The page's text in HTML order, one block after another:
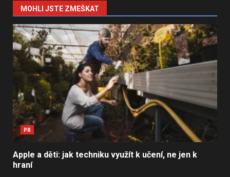
MOHLI JSTE ZMEŠKAT
PR
Apple a děti: jak techniku využít k učení, ne jen k
hraní